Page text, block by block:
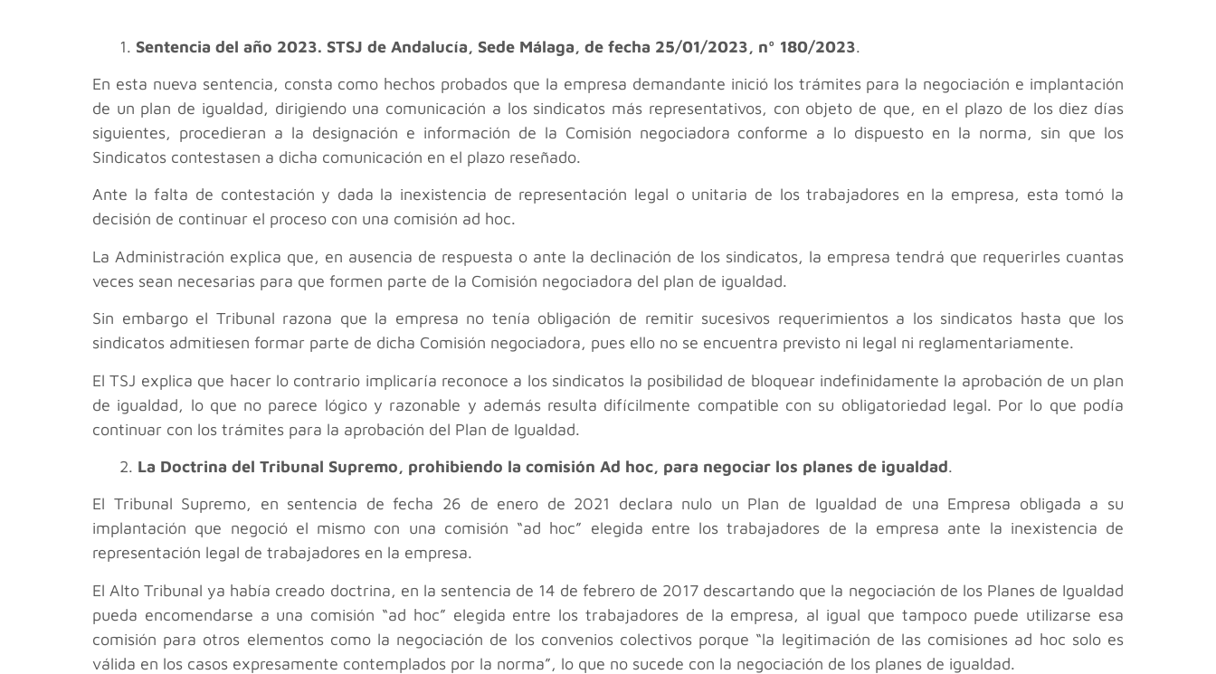
1. Sentencia del año 2023. STSJ de Andalucía, Sede Málaga, de fecha 25/01/2023, nº 180/2023.
En esta nueva sentencia, consta como hechos probados que la empresa demandante inició los trámites para la negociación e implantación
de un plan de igualdad, dirigiendo una comunicación a los sindicatos más representativos, con objeto de que, en el plazo de los diez días
siguientes, procedieran a la designación e información de la Comisión negociadora conforme a lo dispuesto en la norma, sin que los
Sindicatos contestasen a dicha comunicación en el plazo reseñado.
Ante la falta de contestación y dada la inexistencia de representación legal o unitaria de los trabajadores en la empresa, esta tomó la
decisión de continuar el proceso con una comisión ad hoc.
La Administración explica que, en ausencia de respuesta o ante la declinación de los sindicatos, la empresa tendrá que requerirles cuantas
veces sean necesarias para que formen parte de la Comisión negociadora del plan de igualdad.
Sin embargo el Tribunal razona que la empresa no tenía obligación de remitir sucesivos requerimientos a los sindicatos hasta que los
sindicatos admitiesen formar parte de dicha Comisión negociadora, pues ello no se encuentra previsto ni legal ni reglamentariamente.
El TSJ explica que hacer lo contrario implicaría reconoce a los sindicatos la posibilidad de bloquear indefinidamente la aprobación de un plan
de igualdad, lo que no parece lógico y razonable y además resulta difícilmente compatible con su obligatoriedad legal. Por lo que podía
continuar con los trámites para la aprobación del Plan de Igualdad.
2. La Doctrina del Tribunal Supremo, prohibiendo la comisión Ad hoc, para negociar los planes de igualdad.
El Tribunal Supremo, en sentencia de fecha 26 de enero de 2021 declara nulo un Plan de Igualdad de una Empresa obligada a su
implantación que negoció el mismo con una comisión “ad hoc” elegida entre los trabajadores de la empresa ante la inexistencia de
representación legal de trabajadores en la empresa.
El Alto Tribunal ya había creado doctrina, en la sentencia de 14 de febrero de 2017 descartando que la negociación de los Planes de Igualdad
pueda encomendarse a una comisión “ad hoc” elegida entre los trabajadores de la empresa, al igual que tampoco puede utilizarse esa
comisión para otros elementos como la negociación de los convenios colectivos porque “la legitimación de las comisiones ad hoc solo es
válida en los casos expresamente contemplados por la norma”, lo que no sucede con la negociación de los planes de igualdad.